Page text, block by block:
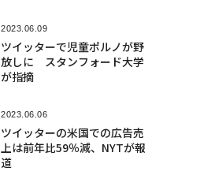
2023.06.09
ツイッターで児童ポルノが野
放しに スタンフォード大学
が指摘
2023.06.06
ツイッターの米国での広告売
上は前年比59％減、NYTが報
道